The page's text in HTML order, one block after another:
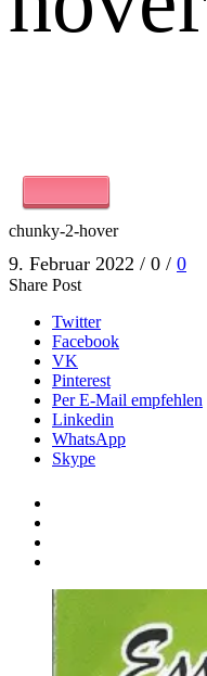
chunky-2-hover
9. Februar 2022 / 0 / 0
Share Post
Twitter
Facebook
VK
Pinterest
Per E-Mail empfehlen
Linkedin
WhatsApp
Skype